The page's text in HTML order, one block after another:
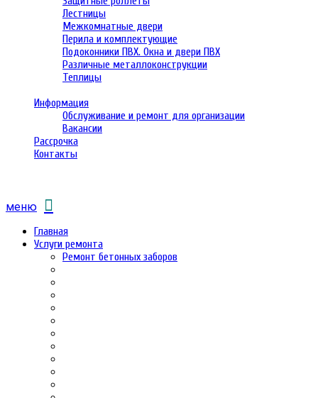
Лестницы
Межкомнатные двери
Перила и комплектующие
Подоконники ПВХ. Окна и двери ПВХ
Различные металлоконструкции
Теплицы
Информация
Обслуживание и ремонт для организации
Вакансии
Рассрочка
Контакты
меню
Главная
Услуги ремонта
Ремонт бетонных заборов